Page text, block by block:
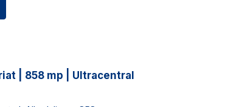
| 858 mp | Ultracentral